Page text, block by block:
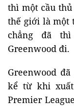
thì một cầu thủ
thế giới là một
chẳng đã
Greenwood đi.
Greenwood
kể từ khi
Premier